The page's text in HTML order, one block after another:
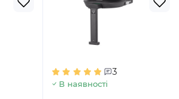
3
В наявності